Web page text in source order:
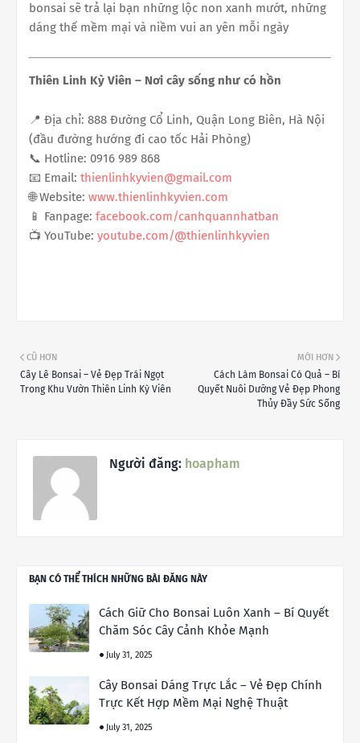
bonsai sẽ trả lại bạn những lộc non xanh mướt, những
dáng thế mềm mại và niềm vui an yên mỗi ngày
Thiên Linh Kỳ Viên – Nơi cây sống như có hồn
📍 Địa chỉ: 888 Đường Cổ Linh, Quận Long Biên, Hà Nội
(đầu đường hướng đi cao tốc Hải Phòng)
📞 Hotline: 0916 989 868
📧 Email: thienlinhkyvien@gmail.com
🌐 Website: www.thienlinhkyvien.com
📱 Fanpage: facebook.com/canhquannhatban
📺 YouTube: youtube.com/@thienlinhkyvien
MỚI HƠN
Cách Làm Bonsai Có Quả – Bí
Quyết Nuôi Dưỡng Vẻ Đẹp Phong
Thủy Đầy Sức Sống
CŨ HƠN
Cây Lê Bonsai – Vẻ Đẹp Trái Ngọt
Trong Khu Vườn Thiên Linh Kỳ Viên
Người đăng: hoapham
BẠN CÓ THỂ THÍCH NHỮNG BÀI ĐĂNG NÀY
Cách Giữ Cho Bonsai Luôn Xanh – Bí Quyết
Chăm Sóc Cây Cảnh Khỏe Mạnh
July 31, 2025
Cây Bonsai Dáng Trực Lắc – Vẻ Đẹp Chính
Trực Kết Hợp Mềm Mại Nghệ Thuật
July 31, 2025